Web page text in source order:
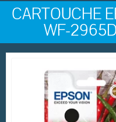
CARTOUCHE
WF-